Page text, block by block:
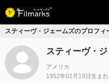
スティーヴ・ジェームズのプロフィ
スティーヴ・
アメリカ
1952年02月19日生まれ